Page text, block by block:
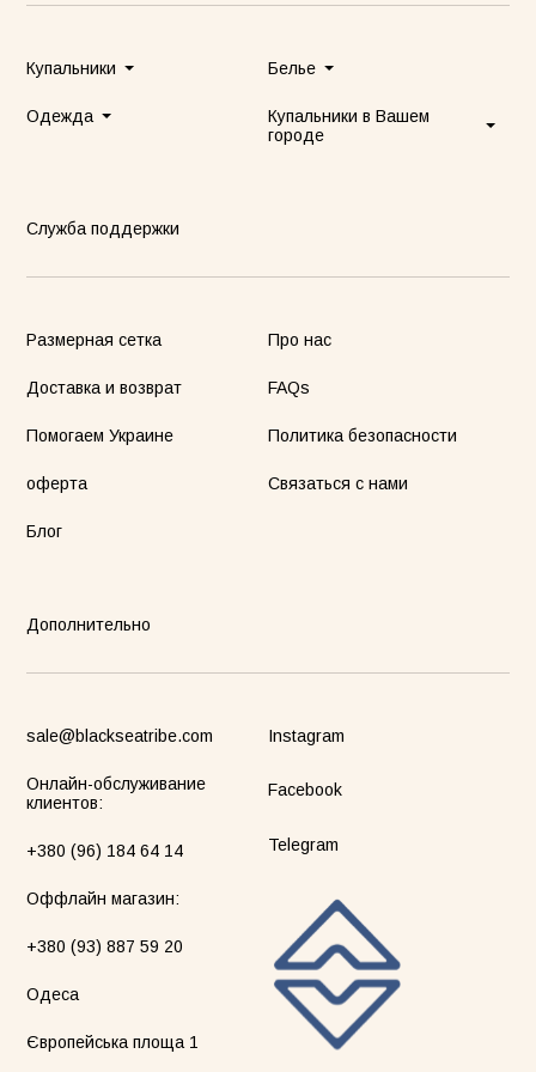
Купальники Белье
Одежда
Купальники в Вашем
городе
Служба поддержки
Размерная сетка Про нас
Доставка и возврат FAQs
Помогаем Украине Политика безопасности
оферта Связаться с нами
Блог
Дополнительно
sale@blackseatribe.com
Онлайн-обслуживание
клиентов:
+380 (96) 184 64 14
Оффлайн магазин:
+380 (93) 887 59 20
Одеса
Європейська площа 1
Instagram
Facebook
Telegram